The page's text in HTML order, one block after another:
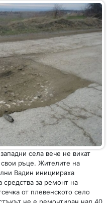
села вече не викат
свои ръце. Жителите на
Вадин инициираха
средства за ремонт на
от плевенското село
не е ремонтиран над 40